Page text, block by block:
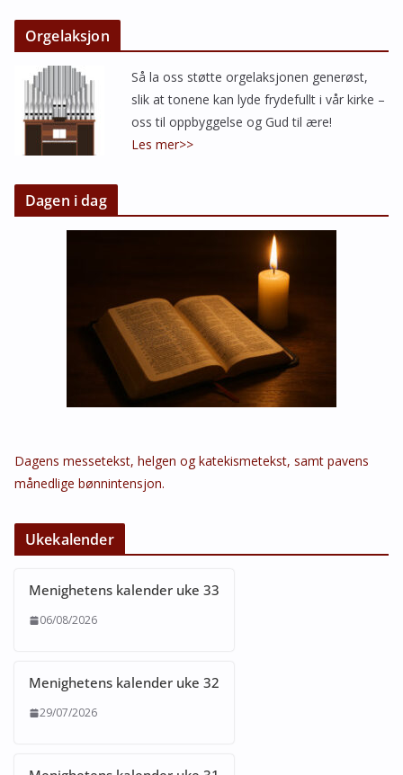
Orgelaksjon
Så la oss støtte orgelaksjonen generøst,
slik at tonene kan lyde frydefullt i vår kirke –
oss til oppbyggelse og Gud til ære!
Les mer>>
Dagen i dag
Dagens messetekst, helgen og katekismetekst, samt pavens
månedlige bønnintensjon.
Ukekalender
Menighetens kalender uke 33
06/08/2026
Menighetens kalender uke 32
29/07/2026